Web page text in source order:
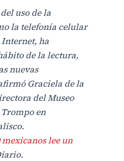
uso de la
la telefonía celular
ha
de la lectura,
nuevas
Graciela de la
del Museo
en
mexicanos lee un